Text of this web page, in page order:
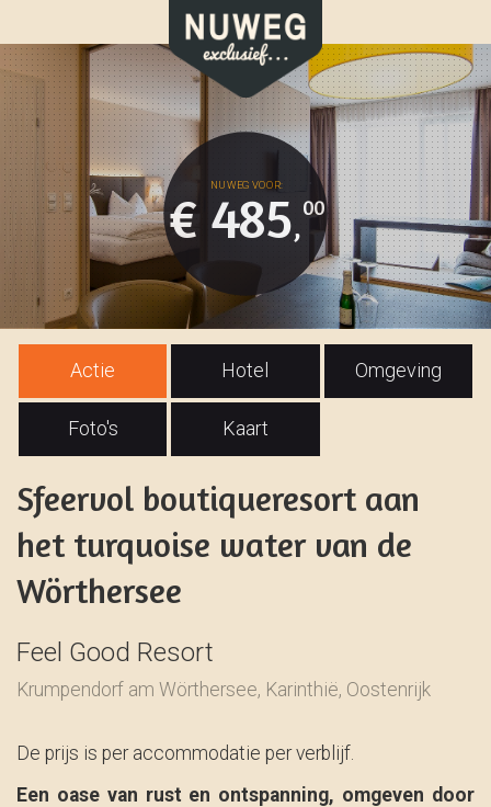
€ 485,
00
Actie Hotel Omgeving
Foto's Kaart
Sfeervol boutiqueresort aan
het turquoise water van de
Wörthersee
Feel Good Resort
Krumpendorf am Wörthersee, Karinthië, Oostenrijk
De prijs is per accommodatie per verblijf.
Een oase van rust en ontspanning, omgeven door